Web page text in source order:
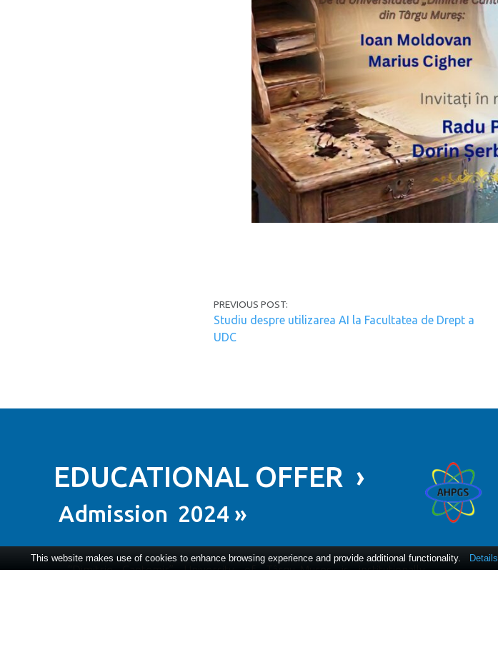
PREVIOUS POST:
Studiu despre utilizarea AI la Facultatea de Drept a
UDC
EDUCATIONAL OFFER ›
Admission 2024 »
“Dimitrie Cantemir” University of Târgu-Mureș is institutionally
This website makes use of cookies to enhance browsing experience and provide additional functionality. Details